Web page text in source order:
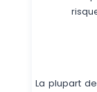
La plupart